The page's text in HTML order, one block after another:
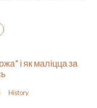
і як маліцца за
History